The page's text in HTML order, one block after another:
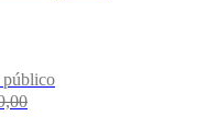
público